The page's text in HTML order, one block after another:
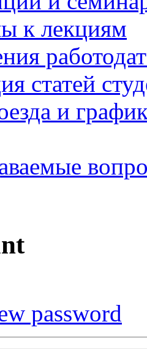
к лекциям
статей
и
password